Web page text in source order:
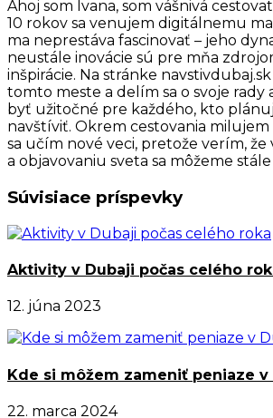
Ahoj som Ivana, som vášnivá
10 rokov sa venujem digitálnemu
ma neprestáva fascinovať – jeho
neustále inovácie sú pre mňa
inšpirácie. Na stránke
tomto meste a delím sa o svoje rady
byť užitočné pre každého, kto
navštíviť. Okrem cestovania
sa učím nové veci, pretože verím, že
a objavovaniu sveta sa môžeme
Súvisiace príspevky
Aktivity v Dubaji počas celého
12. júna 2023
Kde si môžem zameniť peniaze v
22. marca 2024